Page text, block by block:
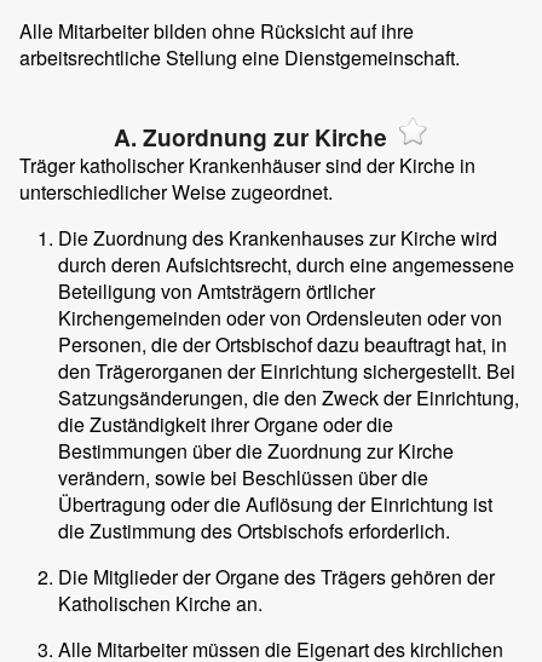
Alle Mitarbeiter bilden ohne Rücksicht auf ihre
arbeitsrechtliche Stellung eine Dienstgemeinschaft.
A. Zuordnung zur Kirche
Träger katholischer Krankenhäuser sind der Kirche in
unterschiedlicher Weise zugeordnet.
Die Zuordnung des Krankenhauses zur Kirche wird
durch deren Aufsichtsrecht, durch eine angemessene
Beteiligung von Amtsträgern örtlicher
Kirchengemeinden oder von Ordensleuten oder von
Personen, die der Ortsbischof dazu beauftragt hat, in
den Trägerorganen der Einrichtung sichergestellt. Bei
Satzungsänderungen, die den Zweck der Einrichtung,
die Zuständigkeit ihrer Organe oder die
Bestimmungen über die Zuordnung zur Kirche
verändern, sowie bei Beschlüssen über die
Übertragung oder die Auflösung der Einrichtung ist
die Zustimmung des Ortsbischofs erforderlich.
Die Mitglieder der Organe des Trägers gehören der
Katholischen Kirche an.
Alle Mitarbeiter müssen die Eigenart des kirchlichen